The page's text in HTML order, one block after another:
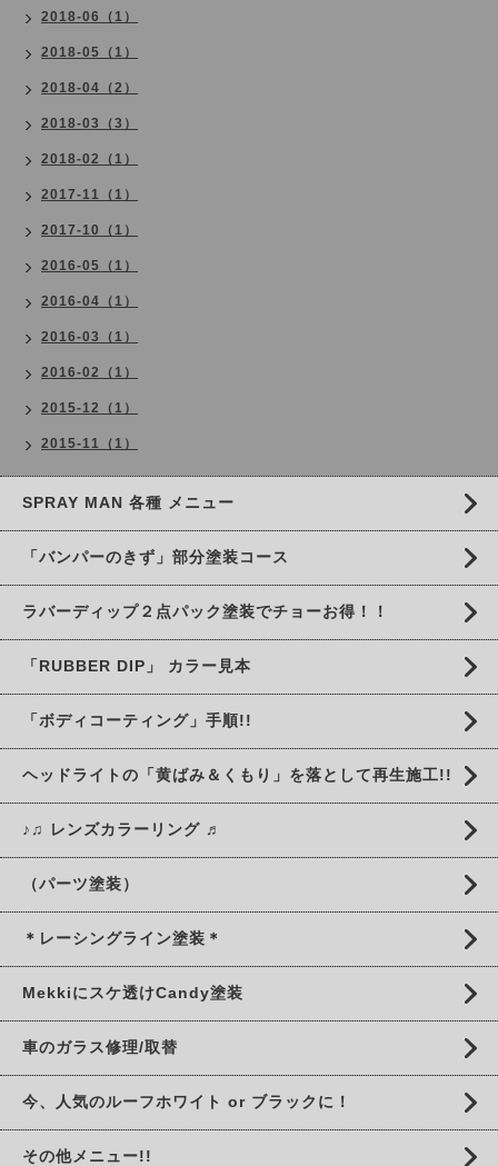
2018-06（1）
2018-05（1）
2018-04（2）
2018-03（3）
2018-02（1）
2017-11（1）
2017-10（1）
2016-05（1）
2016-04（1）
2016-03（1）
2016-02（1）
2015-12（1）
2015-11（1）
SPRAY MAN 各種 メニュー
「バンパーのきず」部分塗装コース
ラバーディップ２点パック塗装でチョーお得！！
「RUBBER DIP」 カラー見本
「ボディコーティング」手順!!
ヘッドライトの「黄ばみ＆くもり」を落として再生施工!!
♪♫ レンズカラーリング ♬
（パーツ塗装）
＊レーシングライン塗装＊
Mekkiにスケ透けCandy塗装
車のガラス修理/取替
今、人気のルーフホワイト or ブラックに！
その他メニュー!!